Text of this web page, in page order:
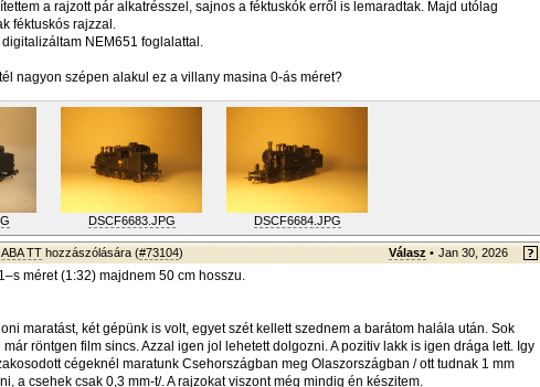
a rajzott pár alkatrésszel, sajnos a féktuskók erről is lemaradtak. Majd utólag
féktuskós rajzzal.
NEM651 foglalattal.
nagyon szépen alakul ez a villany masina 0-ás méret?
DSCF6683.JPG DSCF6684.JPG
TT hozzászólására (#73104) Válasz • Jan 30, 2026
méret (1:32) majdnem 50 cm hosszu.
maratást, két gépünk is volt, egyet szét kellett szednem a barátom halála után. Sok
röntgen film sincs. Azzal igen jol lehetett dolgozni. A pozitiv lakk is igen drága lett. Igy
cégeknél maratunk Csehországban meg Olaszországban / ott tudnak 1 mm
a csehek csak 0,3 mm-t/. A rajzokat viszont még mindig én készitem.